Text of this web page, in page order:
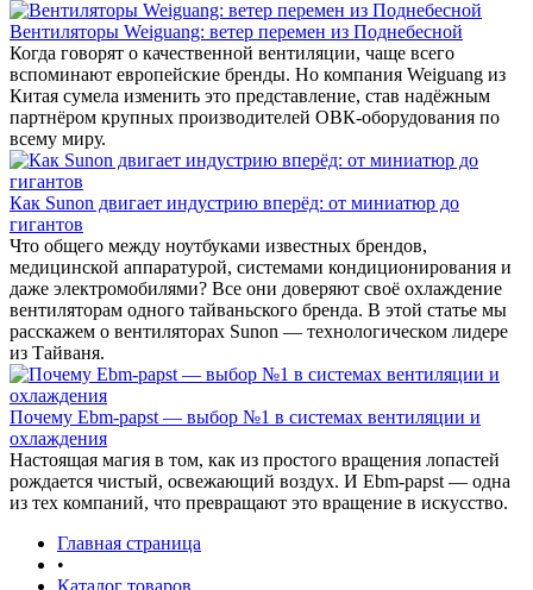
Вентиляторы Weiguang: ветер перемен из Поднебесной
Когда говорят о качественной вентиляции, чаще всего
вспоминают европейские бренды. Но компания Weiguang из
Китая сумела изменить это представление, став надёжным
партнёром крупных производителей ОВК-оборудования по
всему миру.
Как Sunon двигает индустрию вперёд: от миниатюр до
гигантов
Что общего между ноутбуками известных брендов,
медицинской аппаратурой, системами кондиционирования и
даже электромобилями? Все они доверяют своё охлаждение
вентиляторам одного тайваньского бренда. В этой статье мы
расскажем о вентиляторах Sunon — технологическом лидере
из Тайваня.
Почему Ebm-papst — выбор №1 в системах вентиляции и
охлаждения
Настоящая магия в том, как из простого вращения лопастей
рождается чистый, освежающий воздух. И Ebm-papst — одна
из тех компаний, что превращают это вращение в искусство.
Главная страница
•
Каталог товаров